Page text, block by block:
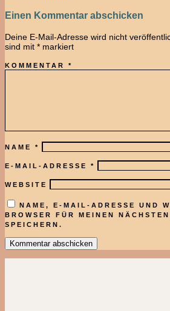
Einen Kommentar abschicken
Deine E-Mail-Adresse wird nicht
sind mit * markiert
KOMMENTAR *
NAME *
E-MAIL-ADRESSE *
WEBSITE
NAME, E-MAIL-ADRESSE UND
BROWSER FÜR MEINEN
SPEICHERN.
Kommentar abschicken